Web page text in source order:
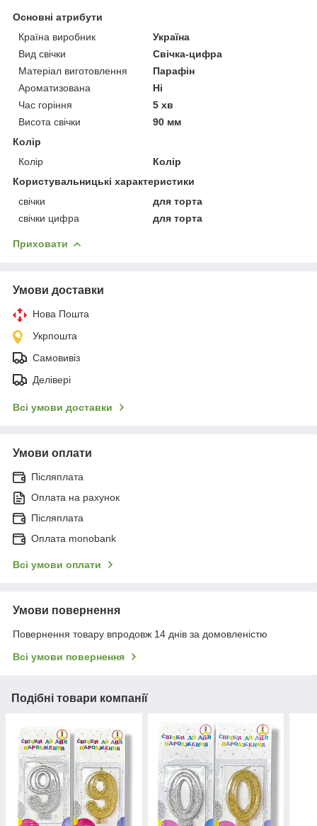
Основні атрибути
Країна виробник
Україна
Вид свічки
Свічка-цифра
Матеріал виготовлення
Парафін
Ароматизована
Ні
Час горіння
5 хв
Висота свічки
90 мм
Колір
Колір
Колір
Користувальницькі характеристики
свічки
для торта
свічки цифра
для торта
Приховати
Умови доставки
Нова Пошта
Укрпошта
Самовивіз
Делівері
Всі умови доставки
Умови оплати
Післяплата
Оплата на рахунок
Післяплата
Оплата monobank
Всі умови оплати
Умови повернення
Повернення товару впродовж 14 днів за домовленістю
Всі умови повернення
Подібні товари компанії